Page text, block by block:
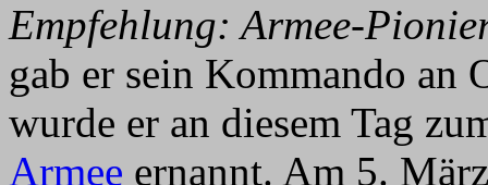
Empfehlung: Armee-
gab er sein Kommando an
wurde er an diesem Tag
Armee ernannt. Am 5.